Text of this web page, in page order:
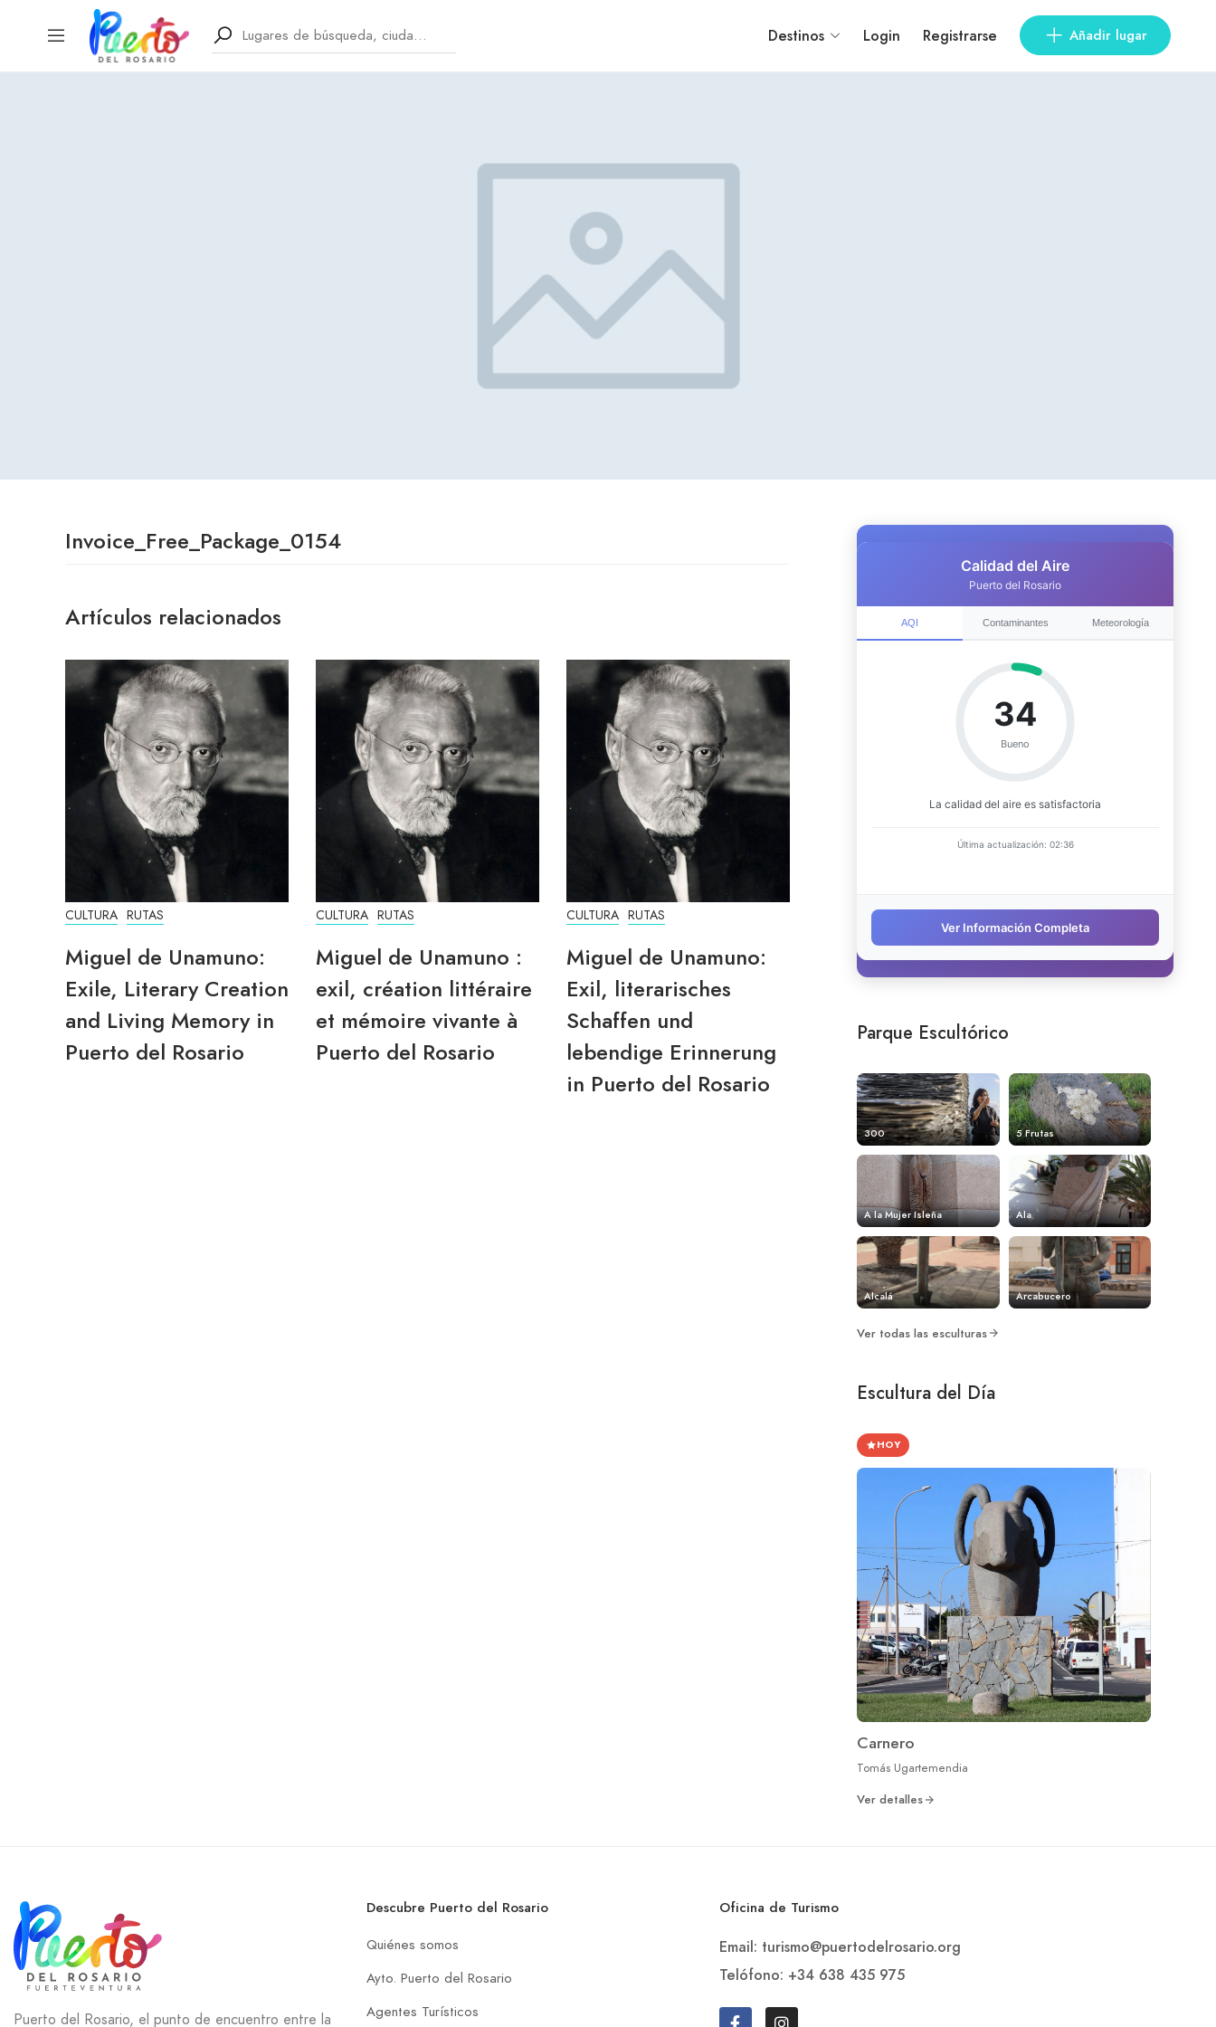
Destinos Login Registrarse Añadir lugar
Invoice_Free_Package_0154
Artículos relacionados
CULTURA RUTAS
Miguel de Unamuno:
Exile, Literary Creation
and Living Memory in
Puerto del Rosario
CULTURA RUTAS
Miguel de Unamuno :
exil, création littéraire
et mémoire vivante à
Puerto del Rosario
CULTURA RUTAS
Miguel de Unamuno:
Exil, literarisches
Schaffen und
lebendige Erinnerung
in Puerto del Rosario
Parque Escultórico
300 5 Frutas
A la Mujer Isleña Ala
Alcalá Arcabucero
Ver todas las esculturas
Escultura del Día
HOY
Carnero
Tomás Ugartemendia
Ver detalles
Puerto del Rosario, el punto de encuentro entre la
Descubre Puerto del Rosario
Quiénes somos
Ayto. Puerto del Rosario
Agentes Turísticos
Oficina de Turismo
Email: turismo@puertodelrosario.org
Telófono: +34 638 435 975